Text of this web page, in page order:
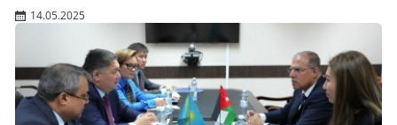
14.05.2025